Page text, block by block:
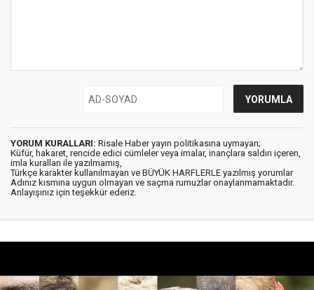
YORUM KURALLARI: Risale Haber yayın politikasına uymayan;
Küfür, hakaret, rencide edici cümleler veya imalar, inançlara saldırı içeren,
imla kuralları ile yazılmamış,
Türkçe karakter kullanılmayan ve BÜYÜK HARFLERLE yazılmış yorumlar
Adınız kısmına uygun olmayan ve saçma rumuzlar onaylanmamaktadır.
Anlayışınız için teşekkür ederiz.